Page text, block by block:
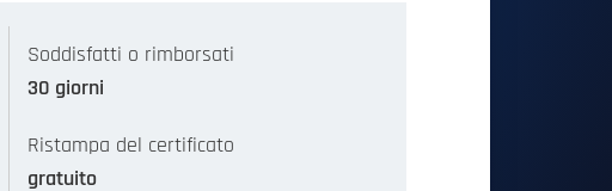
Soddisfatti o rimborsati
30 giorni
Ristampa del certificato
gratuito